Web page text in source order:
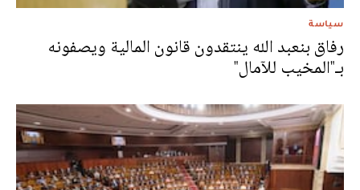
سياسة
رفاق بنعبد الله ينتقدون قانون المالية ويصفونه
بـ"المخيب للآمال"